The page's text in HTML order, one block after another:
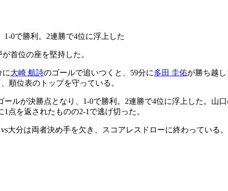
0で勝利。2連勝で4位に浮上した
首位の座を堅持した。
に大崎 航詩のゴールで追いつくと、59分に多田 圭佑が勝ち越
順位表のトップを守っている。
ールが決勝点となり、1-0で勝利。2連勝で4位に浮上した。山
点を返されたものの2-1で逃げ切った。
大分は両者決め手を欠き、スコアレスドローに終わっている。